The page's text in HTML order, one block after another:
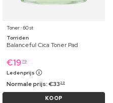
Toner ⋅ 60 st
Torriden
Balanceful Cica Toner Pad
€19 79
Ledenprijs
Normale prijs:€33 29
KOOP